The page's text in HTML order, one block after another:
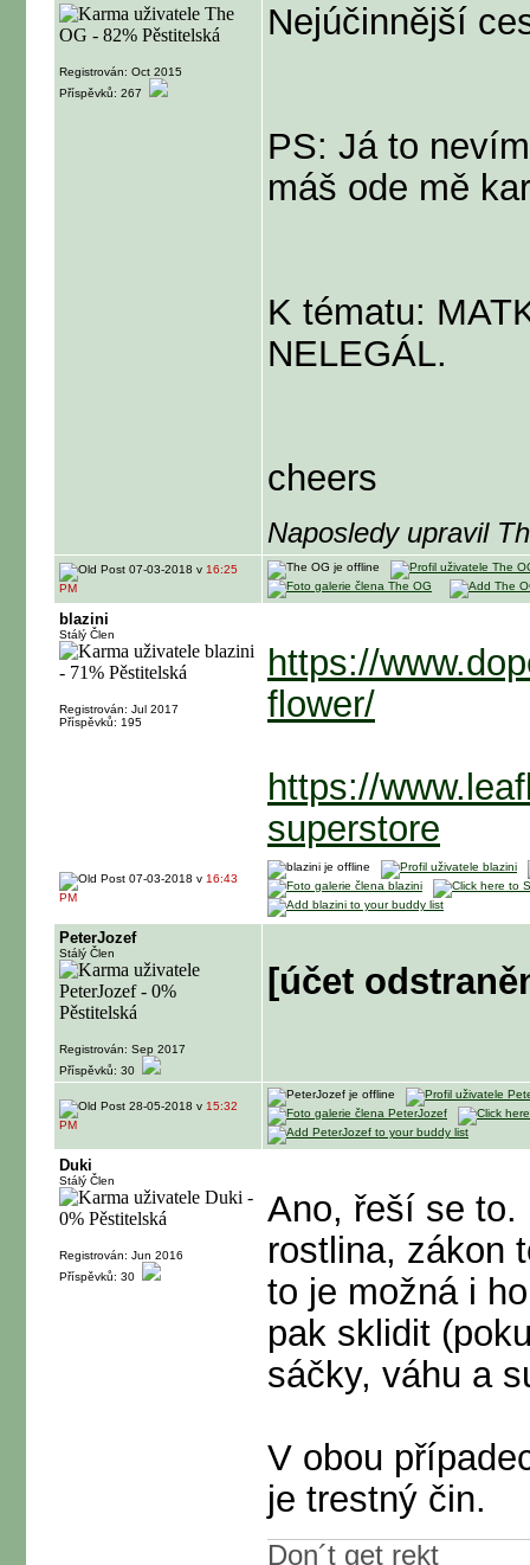
Registrován: Oct 2015
Příspěvků: 267
Nejúčinnější
PS: Já to
máš ode mě
K tématu:
NELEGÁL.
cheers
Naposledy upravil
07-03-2018 v 16:25
PM
blazini
Stálý Člen
Registrován: Jul 2017
Příspěvků: 195
https://
flower/
https://
superstore
07-03-2018 v 16:43
PM
PeterJozef
Stálý Člen
Registrován: Sep 2017
Příspěvků: 30
[účet
28-05-2018 v 15:32
PM
Duki
Stálý Člen
Registrován: Jun 2016
Příspěvků: 30
Ano, řeší se to.
rostlina, zákon
to je možná i
pak sklidit
sáčky, váhu a
V obou
je trestný čin.
Don´t get rekt